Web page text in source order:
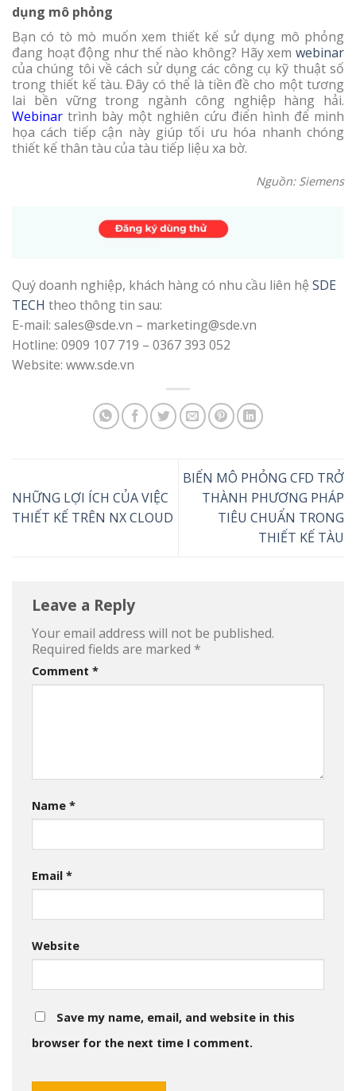
dụng mô phỏng
Bạn có tò mò muốn xem thiết kế sử dụng mô phỏng
đang hoạt động như thế nào không? Hãy xem webinar
của chúng tôi về cách sử dụng các công cụ kỹ thuật số
trong thiết kế tàu. Đây có thể là tiền đề cho một tương
lai bền vững trong ngành công nghiệp hàng hải.
Webinar trình bày một nghiên cứu điển hình để minh
họa cách tiếp cận này giúp tối ưu hóa nhanh chóng
thiết kế thân tàu của tàu tiếp liệu xa bờ.
Nguồn: Siemens
Quý doanh nghiệp, khách hàng có nhu cầu liên hệ SDE
TECH theo thông tin sau:
E-mail: sales@sde.vn – marketing@sde.vn
Hotline: 0909 107 719 – 0367 393 052
Website: www.sde.vn
NHỮNG LỢI ÍCH CỦA VIỆC
THIẾT KẾ TRÊN NX CLOUD
BIẾN MÔ PHỎNG CFD TRỞ
THÀNH PHƯƠNG PHÁP
TIÊU CHUẨN TRONG
THIẾT KẾ TÀU
Leave a Reply
Your email address will not be published.
Required fields are marked *
Comment *
Name *
Email *
Website
Save my name, email, and website in this
browser for the next time I comment.